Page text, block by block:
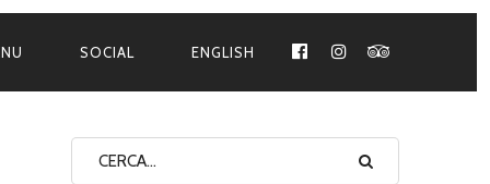
SOCIAL ENGLISH
FACEBOOK
INSTAGRAM